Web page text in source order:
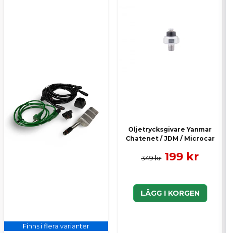
Finns i flera varianter
Oljetrycksgivare Yanmar
Chatenet / JDM / Microcar
349 kr 199 kr
LÄGG I KORGEN